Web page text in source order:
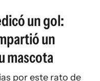
un gol:
un
mascota
por este rato de